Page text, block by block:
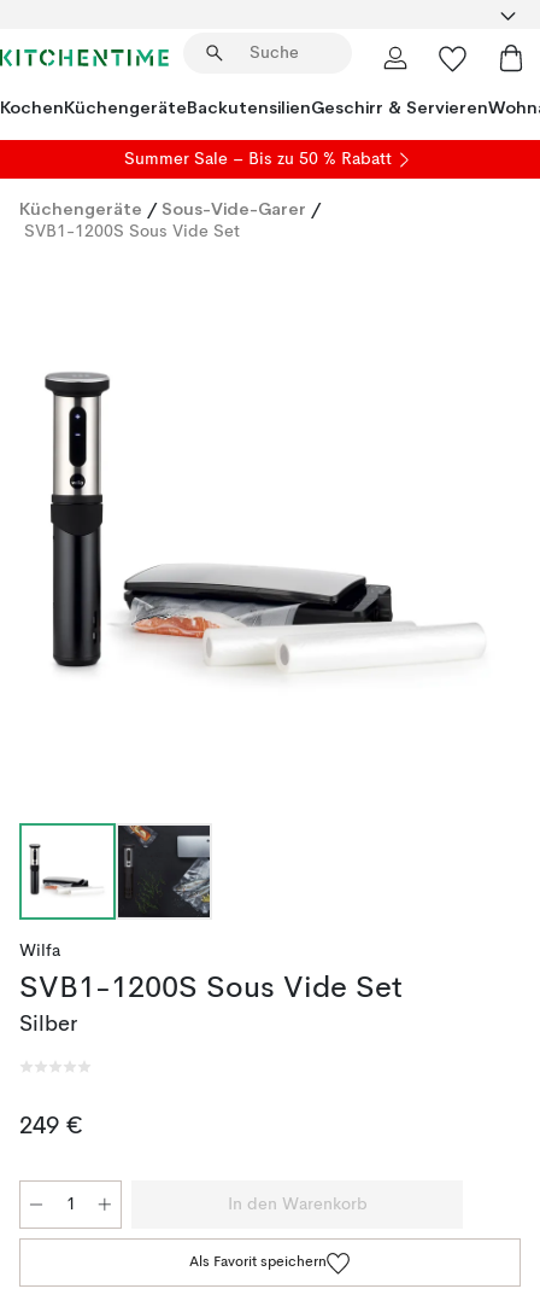
KochenKüchengeräteBackutensilienGeschirr & Servieren
Summer Sale – Bis zu 50 % Rabatt
Küchengeräte / Sous-Vide-Garer /
SVB1-1200S Sous Vide Set
Wilfa
SVB1-1200S Sous Vide Set
Silber
249 €
In den Warenkorb
Als Favorit speichern